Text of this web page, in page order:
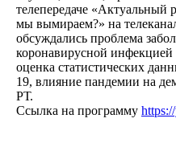
телепередаче «Актуальный
мы вымираем?» на
обсуждались проблема
коронавирусной
оценка статистических
19, влияние пандемии на
РТ.
Ссылка на программу